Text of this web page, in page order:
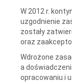
W 2012 r.
uzgodnienie
zostały
oraz
Wdrożone
a
opracowaniu i